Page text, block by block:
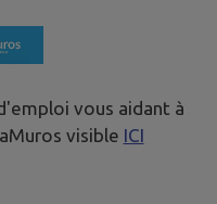
vous aidant à
visible ICI